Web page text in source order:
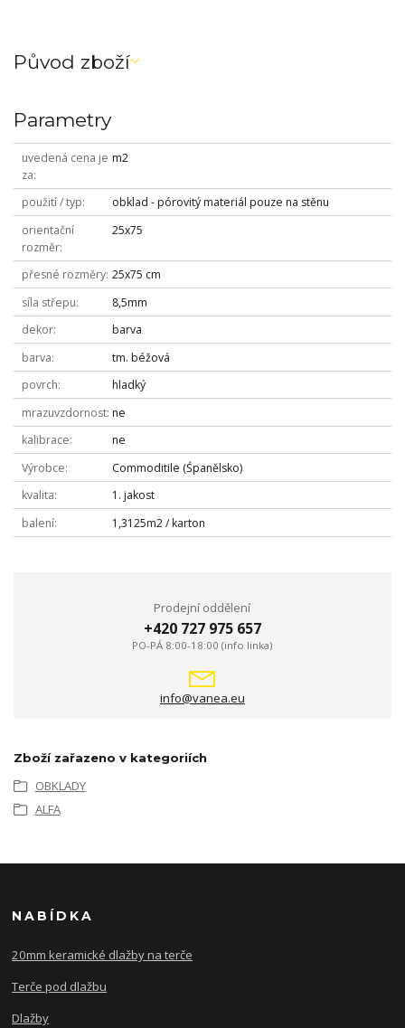
Původ zboží
Parametry
uvedená cena je
za
m2
použití / typ
obklad - pórovitý materiál pouze na stěnu
orientační
rozměr
25x75
přesné rozměry 25x75 cm
síla střepu
8,5mm
dekor
barva
barva
tm. béžová
povrch
hladký
mrazuvzdornost ne
kalibrace
ne
Výrobce
Commoditile (Śpanělsko)
kvalita
1. jakost
balení
1,3125m2 / karton
Prodejní oddělení
+420 727 975 657
PO-PÁ 8:00-18:00 (info linka)
info@vanea.eu
Zboží zařazeno v kategoriích
OBKLADY
ALFA
NABÍDKA
20mm keramické dlažby na terče
Terče pod dlažbu
Dlažby